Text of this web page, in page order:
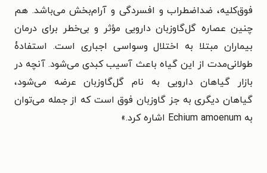
فوق‌کلیه، ضداضطراب و افسردگی و آرام‌بخش می‌باشد. هم
چنین عصاره گل‌گاوزبان دارویی مؤثر و بی‌خطر برای درمان
بیماران مبتلا به اختلال وسواسی اجباری است. استفادۀ
طولانی‌مدت از این گیاه باعث آسیب کبدی می‌شود. آنچه در
بازار گیاهان دارویی به نام گل‌گاوزبان عرضه می‌شود،
گیاهان دیگری به جز گاوزبان فوق است که از جمله می‌توان
به Echium amoenum اشاره کرد.»